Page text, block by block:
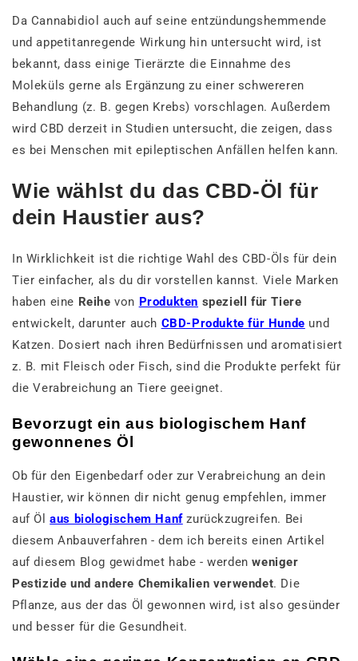
Da Cannabidiol auch auf seine entzündungshemmende
und appetitanregende Wirkung hin untersucht wird, ist
bekannt, dass einige Tierärzte die Einnahme des
Moleküls gerne als Ergänzung zu einer schwereren
Behandlung (z. B. gegen Krebs) vorschlagen. Außerdem
wird CBD derzeit in Studien untersucht, die zeigen, dass
es bei Menschen mit epileptischen Anfällen helfen kann.
Wie wählst du das CBD-Öl für
dein Haustier aus?
In Wirklichkeit ist die richtige Wahl des CBD-Öls für dein
Tier einfacher, als du dir vorstellen kannst. Viele Marken
haben eine Reihe von Produkten speziell für Tiere
entwickelt, darunter auch CBD-Produkte für Hunde und
Katzen. Dosiert nach ihren Bedürfnissen und aromatisiert
z. B. mit Fleisch oder Fisch, sind die Produkte perfekt für
die Verabreichung an Tiere geeignet.
Bevorzugt ein aus biologischem Hanf
gewonnenes Öl
Ob für den Eigenbedarf oder zur Verabreichung an dein
Haustier, wir können dir nicht genug empfehlen, immer
auf Ölaus biologischem Hanfzurückzugreifen. Bei
diesem Anbauverfahren - dem ich bereits einen Artikel
auf diesem Blog gewidmet habe - werdenweniger
Pestizide und andere Chemikalien verwendet. Die
Pflanze, aus der das Öl gewonnen wird, ist also gesünder
und besser für die Gesundheit.